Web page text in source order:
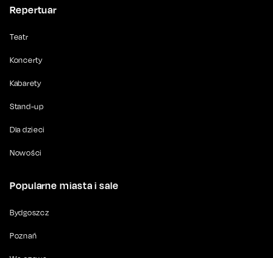
Repertuar
Teatr
Koncerty
Kabarety
Stand-up
Dla dzieci
Nowości
Popularne miasta i sale
Bydgoszcz
Poznań